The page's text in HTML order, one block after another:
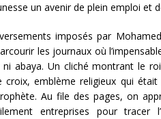
un avenir de plein emploi et
imposés par
les journaux où
ni abaya. Un cliché montrant le
croix, emblème religieux qui
Au file des pages, on
entreprises pour tracer